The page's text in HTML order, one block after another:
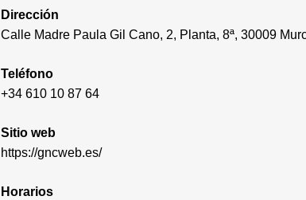
Dirección
Calle Madre Paula Gil Cano, 2, Planta, 8ª, 30009
Teléfono
+34 610 10 87 64
Sitio web
https://gncweb.es/
Horarios